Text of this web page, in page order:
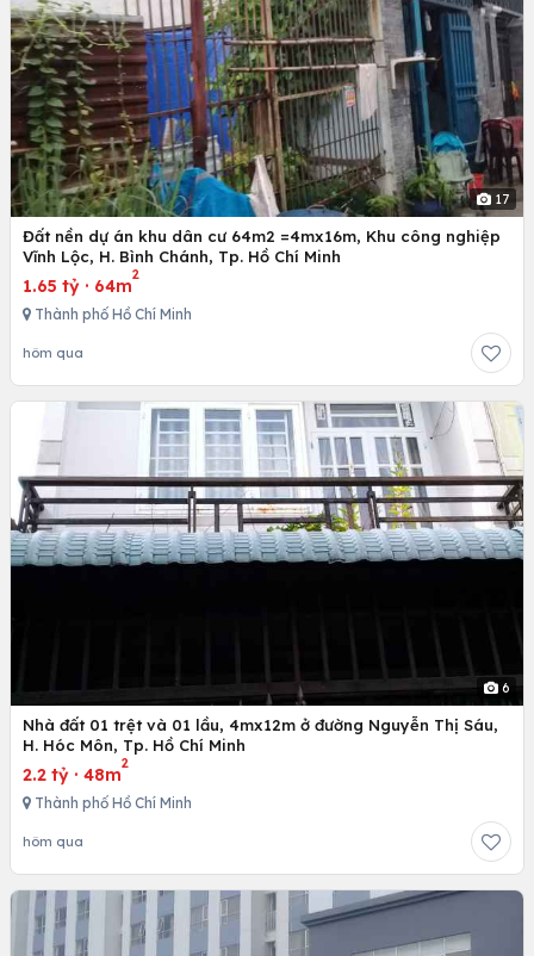
17
Đất nền dự án khu dân cư 64m2 =4mx16m, Khu công nghiệp
Vĩnh Lộc, H. Bình Chánh, Tp. Hồ Chí Minh
1.65 tỷ · 64m
2
Thành phố Hồ Chí Minh
hôm qua
6
Nhà đất 01 trệt và 01 lầu, 4mx12m ở đường Nguyễn Thị Sáu,
H. Hóc Môn, Tp. Hồ Chí Minh
2.2 tỷ · 48m
2
Thành phố Hồ Chí Minh
hôm qua